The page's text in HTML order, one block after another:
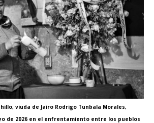
viuda de Jairo Rodrigo Tunbala Morales,
de 2026 en el enfrentamiento entre los pueblos